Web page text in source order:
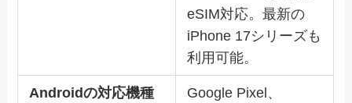
eSIM対応。最新の
iPhone 17シリーズも
利用可能。
Androidの対応機種
Google Pixel、